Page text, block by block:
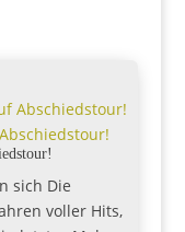
sich Die
voller Hits,